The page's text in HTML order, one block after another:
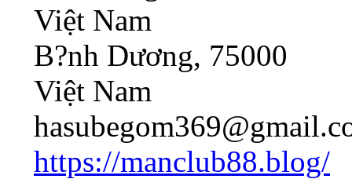
Việt Nam
B?nh Dương, 75000
Việt Nam
https://manclub88.blog/